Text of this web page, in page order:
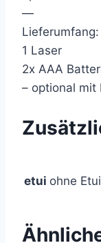
—
Lieferumfang:
1 Laser
2x AAA
– optional mit
etui ohne